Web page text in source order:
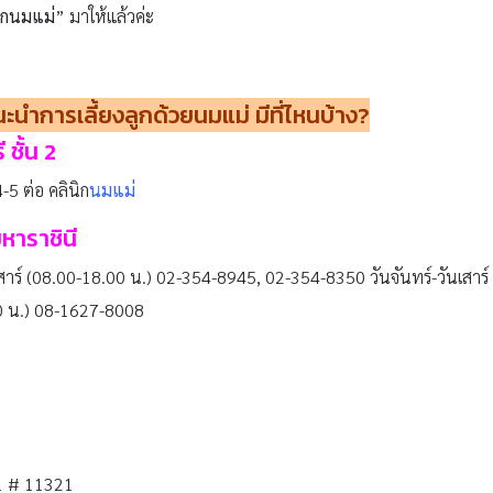
นมแม่” มาให้แล้วค่ะ
นำการเลี้ยงลูกด้วยนมแม่ มีที่ไหนบ้าง?
ชั้น 2
5 ต่อ คลินิกนมแม่
าราชินี
ร์ (08.00-18.00 น.) 02-354-8945, 02-354-8350 วันจันทร์-วันเสา
น.) 08-1627-8008
# 11321